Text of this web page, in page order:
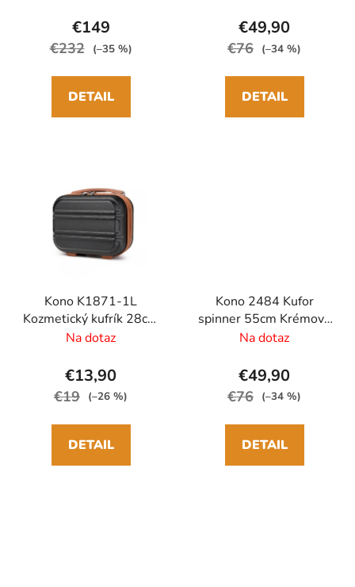
€149
€232 (–35 %)
DETAIL
€49,90
€76 (–34 %)
DETAIL
Kono K1871-1L
Kozmetický kufrík 28cm
Čierna/Hnedá ABS
Na dotaz
€13,90
€19 (–26 %)
DETAIL
Kono 2484 Kufor
spinner 55cm Krémový
ABS/Polykarbonát
Na dotaz
€49,90
€76 (–34 %)
DETAIL